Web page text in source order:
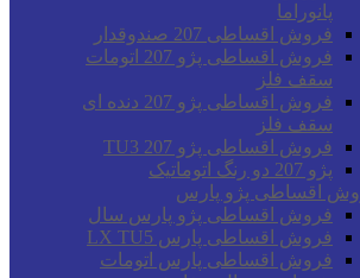
پانوراما
فروش اقساطی 207 صندوقدار
فروش اقساطی پژو 207 اتومات
سقف فلز
فروش اقساطی پژو 207 دنده ای
سقف فلز
فروش اقساطی پژو 207 TU3
پژو 207 دو رنگ اتوماتیک
اقساطی پژو پارس
فروش اقساطی پژو پارس سال
فروش اقساطی پارس LX TU5
فروش اقساطی پارس اتومات